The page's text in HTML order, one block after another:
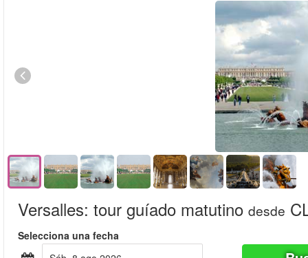
Versalles: tour guíado matutino desde
Selecciona una fecha